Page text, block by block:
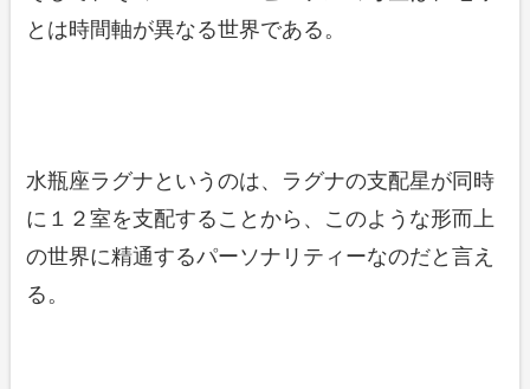
とは時間軸が異なる世界である。
水瓶座ラグナというのは、ラグナの支配星が同時
に１２室を支配することから、このような形而上
の世界に精通するパーソナリティーなのだと言え
る。